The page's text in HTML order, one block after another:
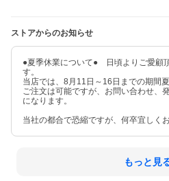
ストアからのお知らせ
●夏季休業について● 日頃よりご愛顧
す。
当店では、8月11日～16日までの期間
ご注文は可能ですが、お問い合わせ、
になります。
当社の都合で恐縮ですが、何卒宜しく
もっと見